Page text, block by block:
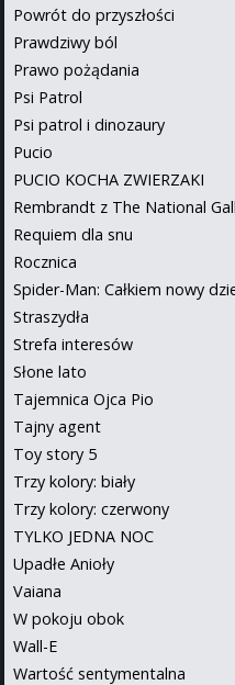
Powrót do przyszłości
Prawdziwy ból
Prawo pożądania
Psi Patrol
Psi patrol i dinozaury
Pucio
PUCIO KOCHA ZWIERZAKI
Rembrandt z The National
Requiem dla snu
Rocznica
Spider-Man: Całkiem nowy
Straszydła
Strefa interesów
Słone lato
Tajemnica Ojca Pio
Tajny agent
Toy story 5
Trzy kolory: biały
Trzy kolory: czerwony
TYLKO JEDNA NOC
Upadłe Anioły
Vaiana
W pokoju obok
Wall-E
Wartość sentymentalna